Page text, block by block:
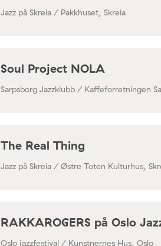
Jazz på Skreia / Pakkhuset, Skreia
Soul Project NOLA
Sarpsborg Jazzklubb / Kaffeforretningen
The Real Thing
Jazz på Skreia / Østre Toten Kulturhus,
RAKKAROGERS på Oslo
Oslo jazzfestival / Kunstnernes Hus, Oslo